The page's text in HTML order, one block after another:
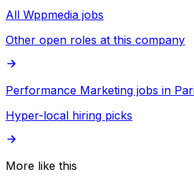
All Wppmedia jobs
Other open roles at this company
Performance Marketing jobs in
Hyper-local hiring picks
More like this